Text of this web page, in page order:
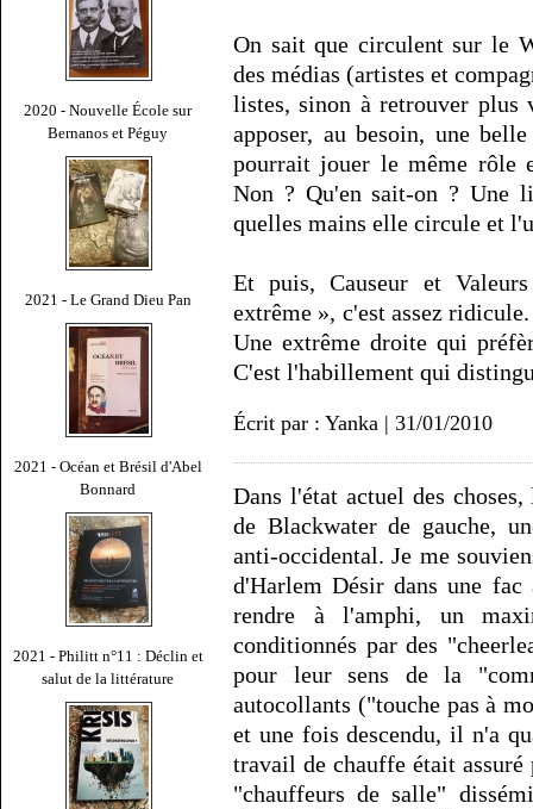
2020 - Nouvelle École sur
Bernanos et Péguy
2021 - Le Grand Dieu Pan
2021 - Océan et Brésil d'Abel
Bonnard
2021 - Philitt n°11 : Déclin et
salut de la littérature
On sait que circulent sur le
des médias (artistes et
listes, sinon à retrouver plus
apposer, au besoin, une
pourrait jouer le même rôle
Non ? Qu'en sait-on ? Une
quelles mains elle circule et
Et puis, Causeur et
extrême », c'est assez
Une extrême droite qui
C'est l'habillement qui
Écrit par : Yanka | 31/01/2010
Dans l'état actuel des
de Blackwater de gauche,
anti-occidental. Je me
d'Harlem Désir dans une
rendre à l'amphi, un
conditionnés par des
pour leur sens de la
autocollants ("touche pas à
et une fois descendu, il n'a
travail de chauffe était assuré
"chauffeurs de salle"